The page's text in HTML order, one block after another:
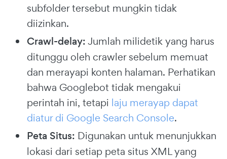
subfolder tersebut mungkin tidak
diizinkan.
Crawl-delay:Jumlah milidetik yang harus
ditunggu oleh crawler sebelum memuat
dan merayapi konten halaman. Perhatikan
bahwa Googlebot tidak mengakui
perintah ini, tetapi laju merayap dapat
diatur di Google Search Console.
Peta Situs: Digunakan untuk menunjukkan
lokasi dari setiap peta situs XML yang